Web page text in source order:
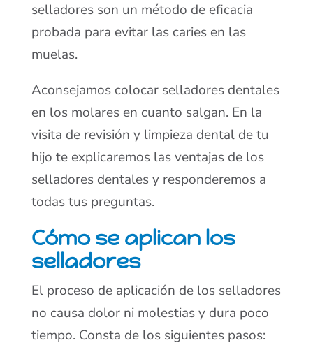
selladores son un método de eficacia
probada para evitar las caries en las
muelas.
Aconsejamos colocar selladores dentales
en los molares en cuanto salgan. En la
visita de revisión y limpieza dental de tu
hijo te explicaremos las ventajas de los
selladores dentales y responderemos a
todas tus preguntas.
Cómo se aplican los
selladores
El proceso de aplicación de los selladores
no causa dolor ni molestias y dura poco
tiempo. Consta de los siguientes pasos: